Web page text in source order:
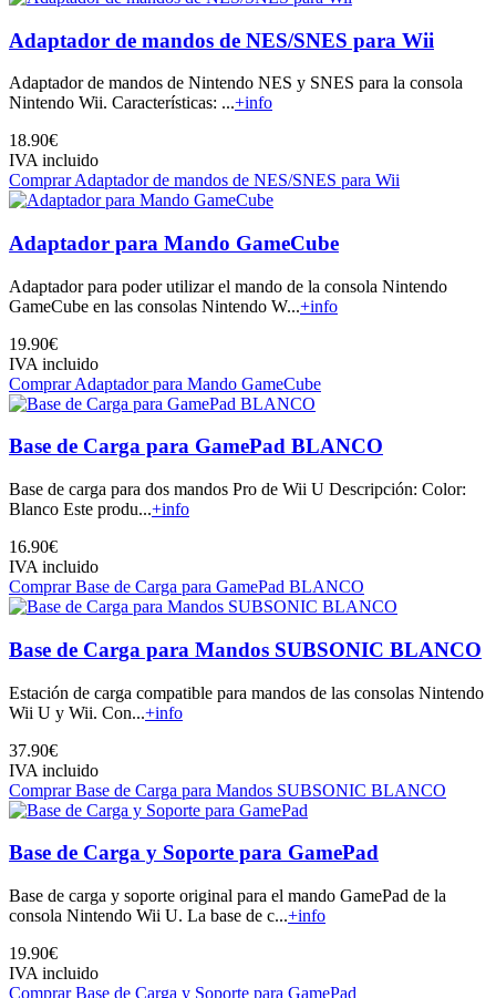
Adaptador de mandos de NES/SNES para Wii
Adaptador de mandos de Nintendo NES y SNES para la consola
Nintendo Wii. Características: ...+info
18.90€
IVA incluido
Comprar Adaptador de mandos de NES/SNES para Wii
Adaptador para Mando GameCube
Adaptador para poder utilizar el mando de la consola Nintendo
GameCube en las consolas Nintendo W...+info
19.90€
IVA incluido
Comprar Adaptador para Mando GameCube
Base de Carga para GamePad BLANCO
Base de carga para dos mandos Pro de Wii U Descripción: Color:
Blanco Este produ...+info
16.90€
IVA incluido
Comprar Base de Carga para GamePad BLANCO
Base de Carga para Mandos SUBSONIC BLANCO
Estación de carga compatible para mandos de las consolas Nintendo
Wii U y Wii. Con...+info
37.90€
IVA incluido
Comprar Base de Carga para Mandos SUBSONIC BLANCO
Base de Carga y Soporte para GamePad
Base de carga y soporte original para el mando GamePad de la
consola Nintendo Wii U. La base de c...+info
19.90€
IVA incluido
Comprar Base de Carga y Soporte para GamePad